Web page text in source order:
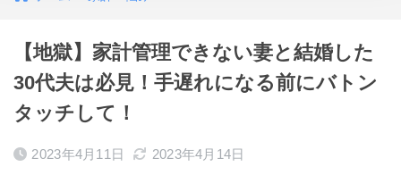
【地獄】家計管理できない妻と結婚した
30代夫は必見！手遅れになる前にバトン
タッチして！
2023年4月11日 2023年4月14日